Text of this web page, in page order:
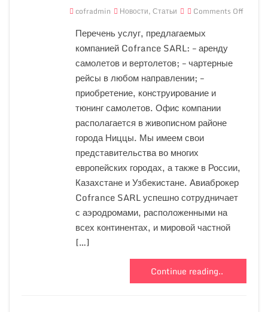
cofradmin Новости, Статьи Comments Off
Перечень услуг, предлагаемых
компанией Cofrance SARL: – аренду
самолетов и вертолетов; – чартерные
рейсы в любом направлении; –
приобретение, конструирование и
тюнинг самолетов. Офис компании
располагается в живописном районе
города Ниццы. Мы имеем свои
представительства во многих
европейских городах, а также в России,
Казахстане и Узбекистане. Авиаброкер
Cofrance SARL успешно сотрудничает
с аэродромами, расположенными на
всех континентах, и мировой частной
[…]
Continue reading..